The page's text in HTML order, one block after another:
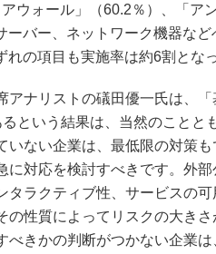
ウォール」（60.2％）、「ア
ーバー、ネットワーク機器な
の項目も実施率は約6割とな
ナリストの礒田優一氏は、「
という結果は、当然のことと
いない企業は、最低限の対策
に対応を検討すべきです。外部
タラクティブ性、サービスの可
の性質によってリスクの大き
べきかの判断がつかない企業